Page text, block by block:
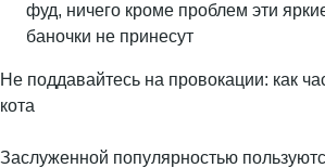
фуд, ничего кроме проблем эти
баночки не принесут
Не поддавайтесь на провокации: как
кота
Заслуженной популярностью